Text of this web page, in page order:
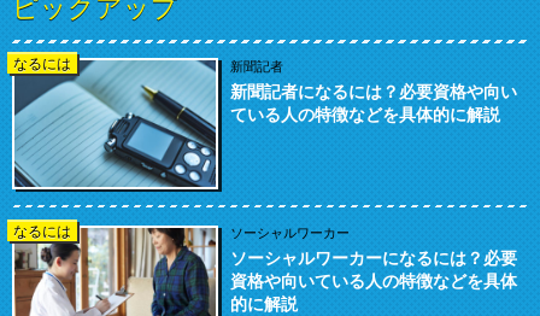
ピックアップ
なるには 新聞記者
新聞記者になるには？必要資格や向い
ている人の特徴などを具体的に解説
なるには ソーシャルワーカー
ソーシャルワーカーになるには？必要
資格や向いている人の特徴などを具体
的に解説